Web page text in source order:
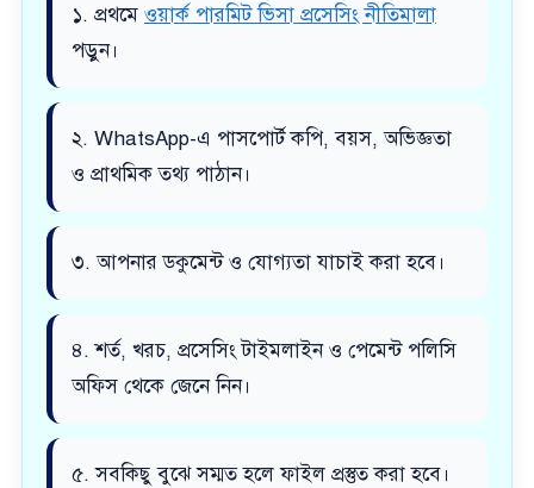
১. প্রথমে ওয়ার্ক পারমিট ভিসা প্রসেসিং নীতিমালা
পড়ুন।
২. WhatsApp-এ পাসপোর্ট কপি, বয়স, অভিজ্ঞতা
ও প্রাথমিক তথ্য পাঠান।
৩. আপনার ডকুমেন্ট ও যোগ্যতা যাচাই করা হবে।
৪. শর্ত, খরচ, প্রসেসিং টাইমলাইন ও পেমেন্ট পলিসি
অফিস থেকে জেনে নিন।
৫. সবকিছু বুঝে সম্মত হলে ফাইল প্রস্তুত করা হবে।